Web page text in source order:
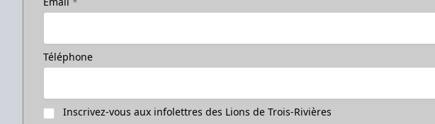
Téléphone
Inscrivez-vous aux infolettres des Lions de Trois-Rivières